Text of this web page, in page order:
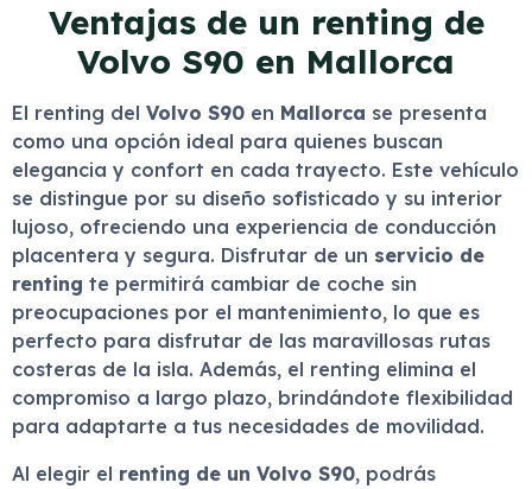
Ventajas de un renting de
Volvo S90 en Mallorca
El renting del Volvo S90 en Mallorca se presenta
como una opción ideal para quienes buscan
elegancia y confort en cada trayecto. Este vehículo
se distingue por su diseño sofisticado y su interior
lujoso, ofreciendo una experiencia de conducción
placentera y segura. Disfrutar de un servicio de
renting te permitirá cambiar de coche sin
preocupaciones por el mantenimiento, lo que es
perfecto para disfrutar de las maravillosas rutas
costeras de la isla. Además, el renting elimina el
compromiso a largo plazo, brindándote flexibilidad
para adaptarte a tus necesidades de movilidad.
Al elegir el renting de un Volvo S90, podrás